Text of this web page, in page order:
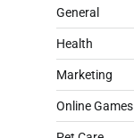
General
Health
Marketing
Online Games